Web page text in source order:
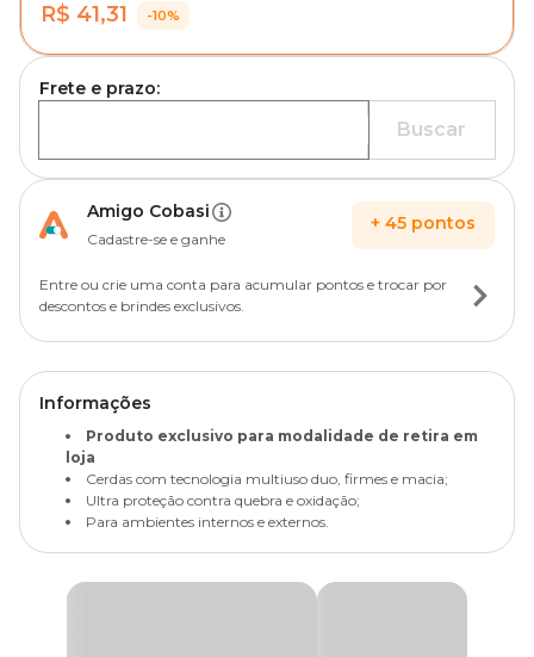
R$ 41,31 -10%
Frete e prazo:
Buscar
Amigo Cobasi
Cadastre-se e ganhe
+ 45 pontos
Entre ou crie uma conta para acumular pontos e trocar por
descontos e brindes exclusivos.
Informações
Produto exclusivo para modalidade de retira em
loja
Cerdas com tecnologia multiuso duo, firmes e macia;
Ultra proteção contra quebra e oxidação;
Para ambientes internos e externos.